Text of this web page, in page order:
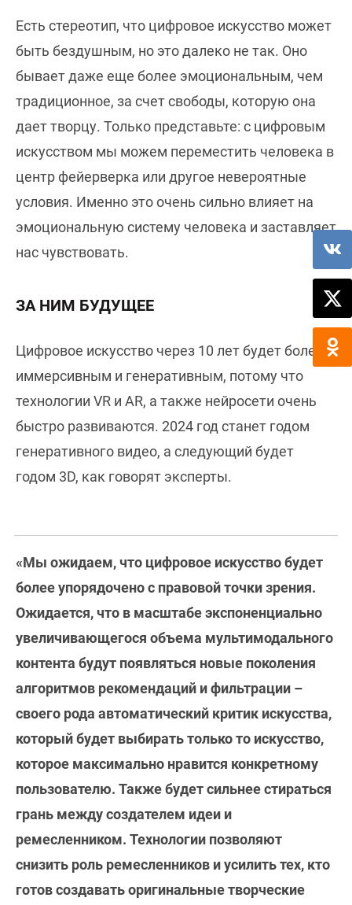
Есть стереотип, что цифровое искусство может
быть бездушным, но это далеко не так. Оно
бывает даже еще более эмоциональным, чем
традиционное, за счет свободы, которую она
дает творцу. Только представьте: с цифровым
искусством мы можем переместить человека в
центр фейерверка или другое невероятные
условия. Именно это очень сильно влияет на
эмоциональную систему человека и заставляет
нас чувствовать.
ЗА НИМ БУДУЩЕЕ
Цифровое искусство через 10 лет будет более
иммерсивным и генеративным, потому что
технологии VR и AR, а также нейросети очень
быстро развиваются. 2024 год станет годом
генеративного видео, а следующий будет
годом 3D, как говорят эксперты.
«Мы ожидаем, что цифровое искусство будет
более упорядочено с правовой точки зрения.
Ожидается, что в масштабе экспоненциально
увеличивающегося объема мультимодального
контента будут появляться новые поколения
алгоритмов рекомендаций и фильтрации –
своего рода автоматический критик искусства,
который будет выбирать только то искусство,
которое максимально нравится конкретному
пользователю. Также будет сильнее стираться
грань между создателем идеи и
ремесленником. Технологии позволяют
снизить роль ремесленников и усилить тех, кто
готов создавать оригинальные творческие